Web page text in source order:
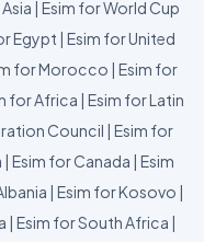
| Esim for World Cup
Egypt | Esim for United
for Morocco | Esim for
for Africa | Esim for Latin
Council | Esim for
| Esim for Canada | Esim
| Esim for Kosovo |
| Esim for South Africa |